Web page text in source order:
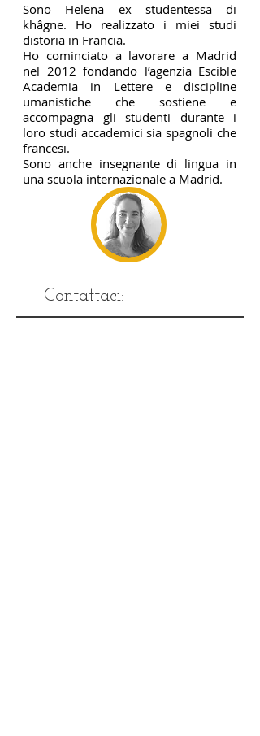
Sono Helena ex studentessa di
khâgne. Ho realizzato i miei studi
distoria in Francia.
Ho cominciato a lavorare a Madrid
nel 2012 fondando l’agenzia Escible
Academia in Lettere e discipline
umanistiche che sostiene e
accompagna gli studenti durante i
loro studi accademici sia spagnoli che
francesi.
Sono anche insegnante di lingua in
una scuola internazionale a Madrid.
Contattaci: